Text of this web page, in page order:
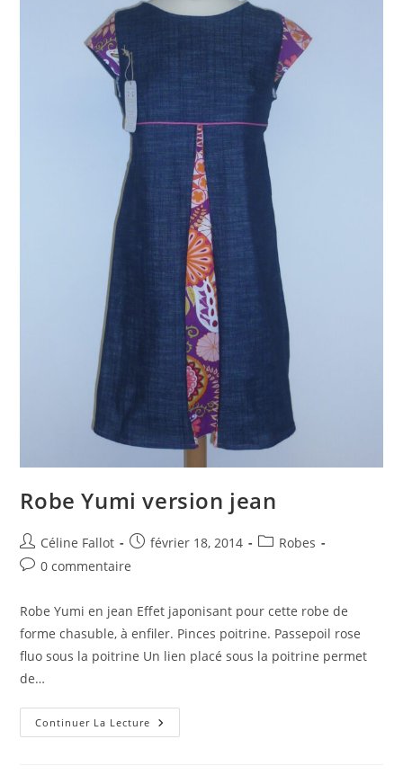
Robe Yumi version jean
Céline Fallot février 18, 2014
Robes
0 commentaire
Robe Yumi en jean Effet japonisant pour cette robe de
forme chasuble, à enfiler. Pinces poitrine. Passepoil rose
fluo sous la poitrine Un lien placé sous la poitrine permet
de…
Continuer La Lecture